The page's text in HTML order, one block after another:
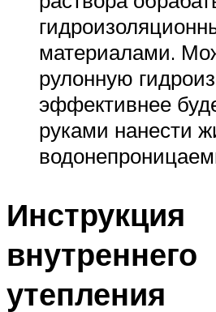
материалами.
рулонную
эффективнее
руками нанести
Инструкция
внутреннего
утепления